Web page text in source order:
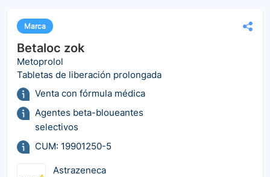
Marca
Betaloc zok
Metoprolol
Tabletas de liberación prolongada
Venta con fórmula médica
Agentes beta-bloueantes
selectivos
CUM: 19901250-5
Astrazeneca